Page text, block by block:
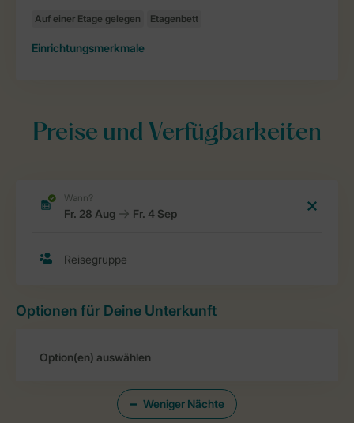
Einrichtungsmerkmale
Preise und Verfügbarkeiten
Optionen für Deine Unterkunft
Weniger Nächte